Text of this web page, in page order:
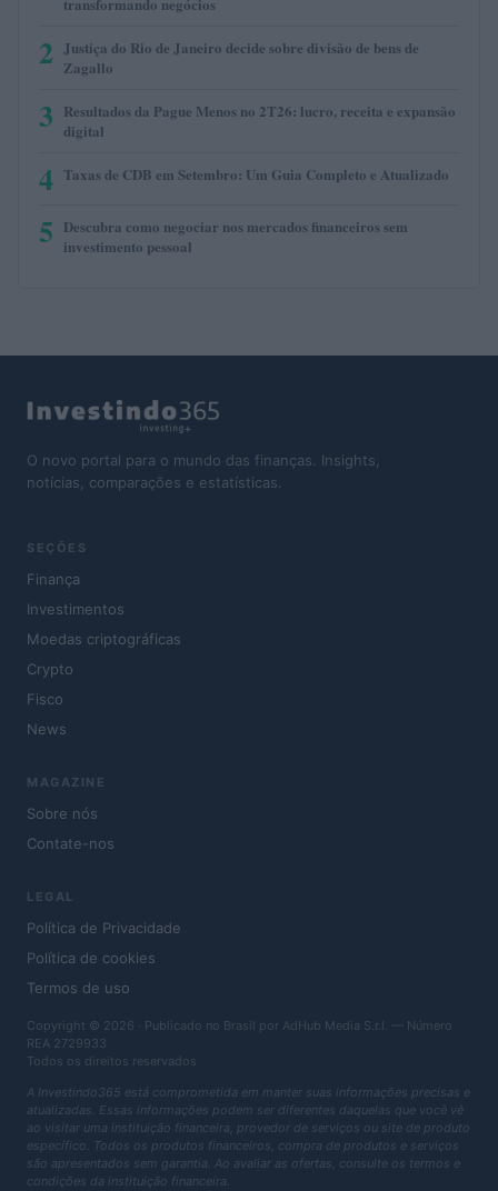
2
Justiça do Rio de Janeiro decide sobre divisão de bens de
Zagallo
3 Resultados da Pague Menos no 2T26: lucro, receita e expansão
digital
4 Taxas de CDB em Setembro: Um Guia Completo e Atualizado
5 Descubra como negociar nos mercados financeiros sem
investimento pessoal
O novo portal para o mundo das finanças. Insights,
notícias, comparações e estatísticas.
SEÇÕES
Finança
Investimentos
Moedas criptográficas
Crypto
Fisco
News
MAGAZINE
Sobre nós
Contate-nos
LEGAL
Política de Privacidade
Política de cookies
Termos de uso
Copyright © 2026 · Publicado no Brasil por AdHub Media S.r.l. — Número
REA 2729933
Todos os direitos reservados
A Investindo365 está comprometida em manter suas informações precisas e
atualizadas. Essas informações podem ser diferentes daquelas que você vê
ao visitar uma instituição financeira, provedor de serviços ou site de produto
específico. Todos os produtos financeiros, compra de produtos e serviços
são apresentados sem garantia. Ao avaliar as ofertas, consulte os termos e
condições da instituição financeira.